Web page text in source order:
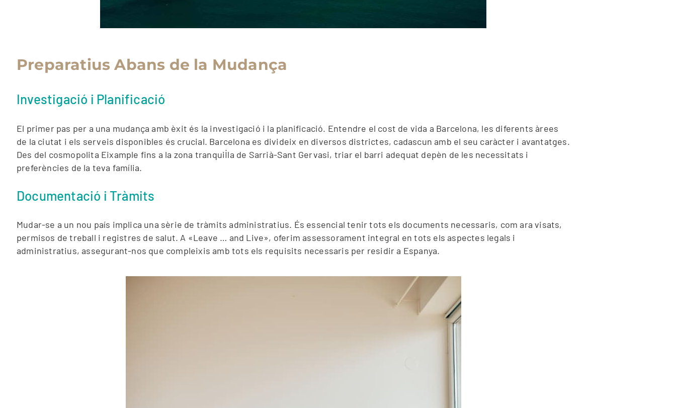
Preparatius Abans de la Mudança
Investigació i Planificació
El primer pas per a una mudança amb èxit és la investigació i la planificació. Entendre el cost de vida a Barcelona, ​​les diferents àrees
de la ciutat i els serveis disponibles és crucial. Barcelona es divideix en diversos districtes, cadascun amb el seu caràcter i avantatges.
Des del cosmopolita Eixample fins a la zona tranquil·la de Sarrià-Sant Gervasi, triar el barri adequat depèn de les necessitats i
preferències de la teva família.
Documentació i Tràmits
Mudar-se a un nou país implica una sèrie de tràmits administratius. És essencial tenir tots els documents necessaris, com ara visats,
permisos de treball i registres de salut. A «Leave … and Live», oferim assessorament integral en tots els aspectes legals i
administratius, assegurant-nos que compleixis amb tots els requisits necessaris per residir a Espanya.